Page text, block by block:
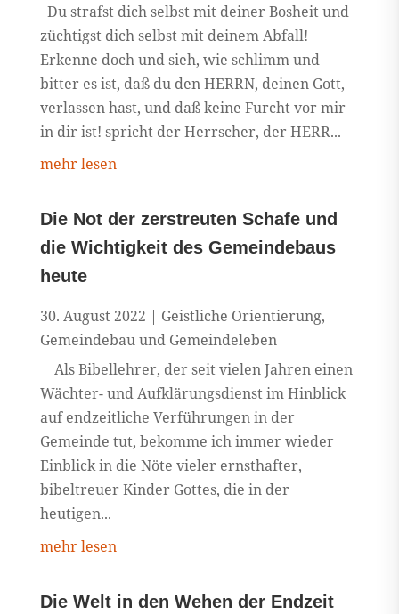
Du strafst dich selbst mit deiner Bosheit und
züchtigst dich selbst mit deinem Abfall!
Erkenne doch und sieh, wie schlimm und
bitter es ist, daß du den HERRN, deinen Gott,
verlassen hast, und daß keine Furcht vor mir
in dir ist! spricht der Herrscher, der HERR...
mehr lesen
Die Not der zerstreuten Schafe und
die Wichtigkeit des Gemeindebaus
heute
30. August 2022 | Geistliche Orientierung,
Gemeindebau und Gemeindeleben
Als Bibellehrer, der seit vielen Jahren einen
Wächter- und Aufklärungsdienst im Hinblick
auf endzeitliche Verführungen in der
Gemeinde tut, bekomme ich immer wieder
Einblick in die Nöte vieler ernsthafter,
bibeltreuer Kinder Gottes, die in der
heutigen...
mehr lesen
Die Welt in den Wehen der Endzeit